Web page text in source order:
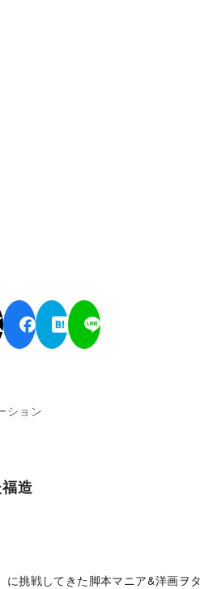
ション
造
に挑戦してきた脚本マニア&洋画ヲタ